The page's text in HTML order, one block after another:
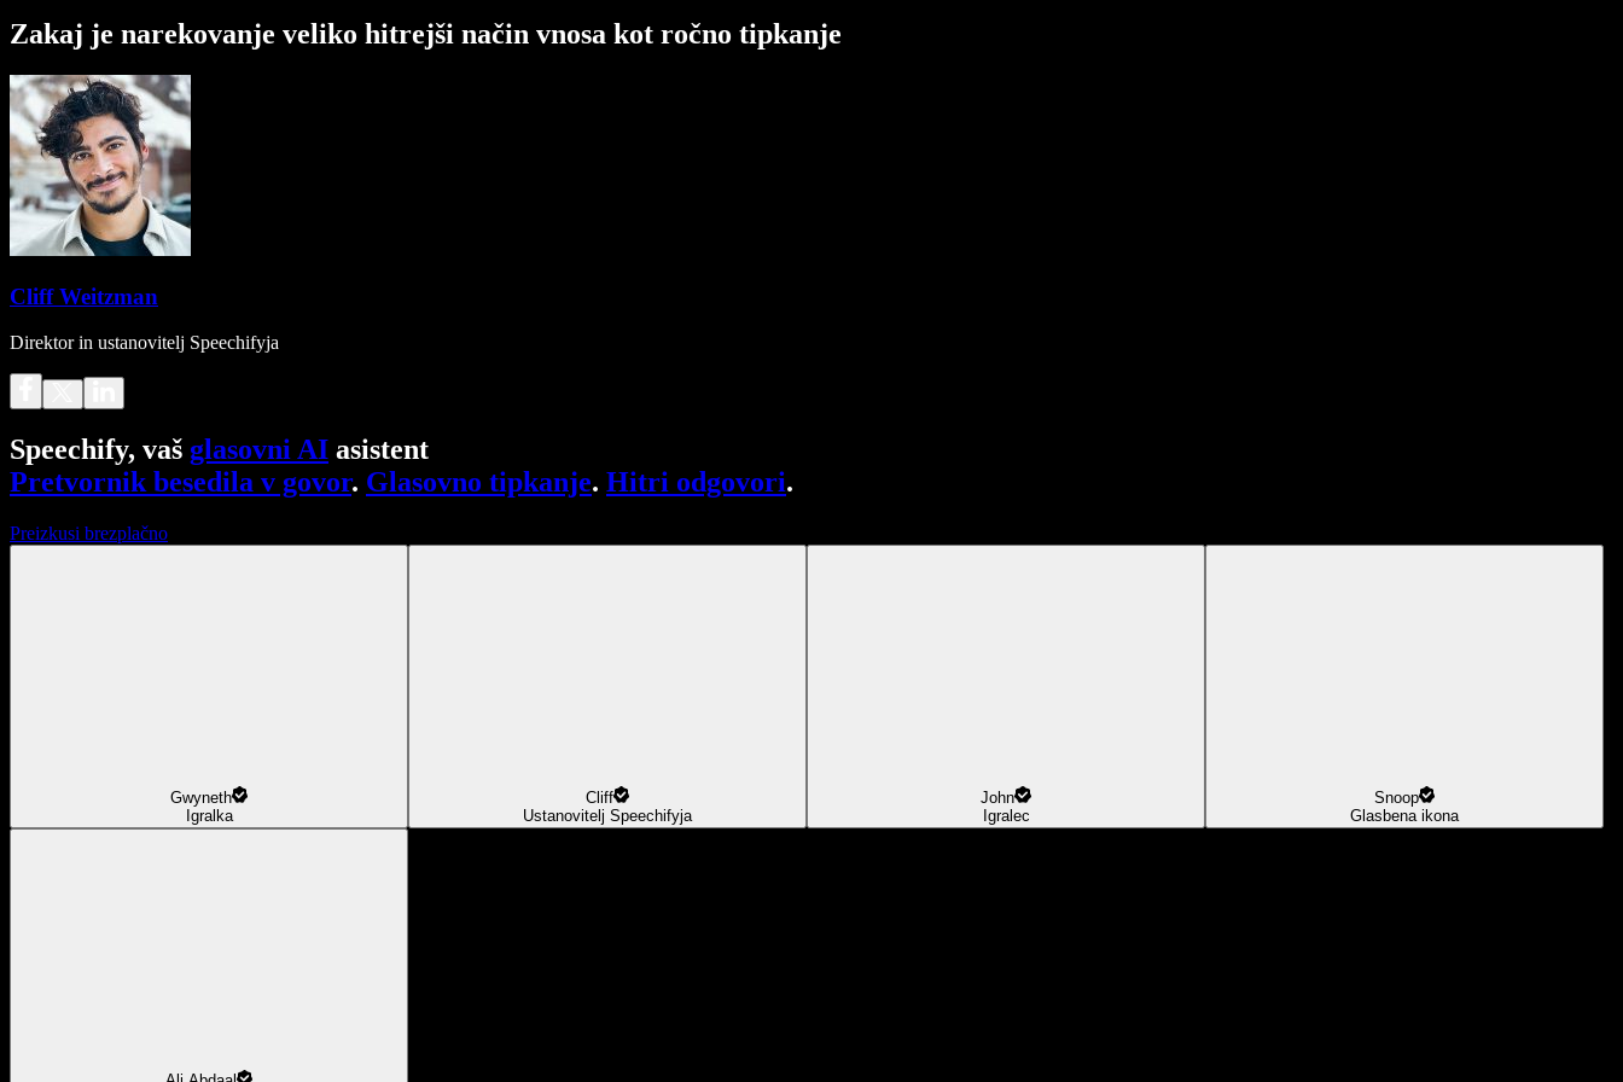
Zakaj je narekovanje veliko hitrejši način vnosa kot ročno tipkanje
Cliff Weitzman
Direktor in ustanovitelj Speechifyja
Speechify, vaš glasovni AI asistent
Pretvornik besedila v govor. Glasovno tipkanje. Hitri odgovori.
Preizkusi brezplačno
Gwyneth
Igralka
Cliff
Ustanovitelj Speechifyja
John
Igralec
Snoop
Glasbena ikona